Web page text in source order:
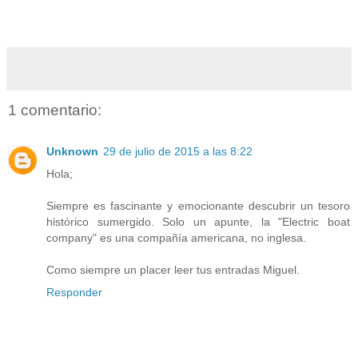
1 comentario:
Unknown 29 de julio de 2015 a las 8:22
Hola;
Siempre es fascinante y emocionante descubrir un tesoro
histórico sumergido. Solo un apunte, la "Electric boat
company" es una compañía americana, no inglesa.
Como siempre un placer leer tus entradas Miguel.
Responder